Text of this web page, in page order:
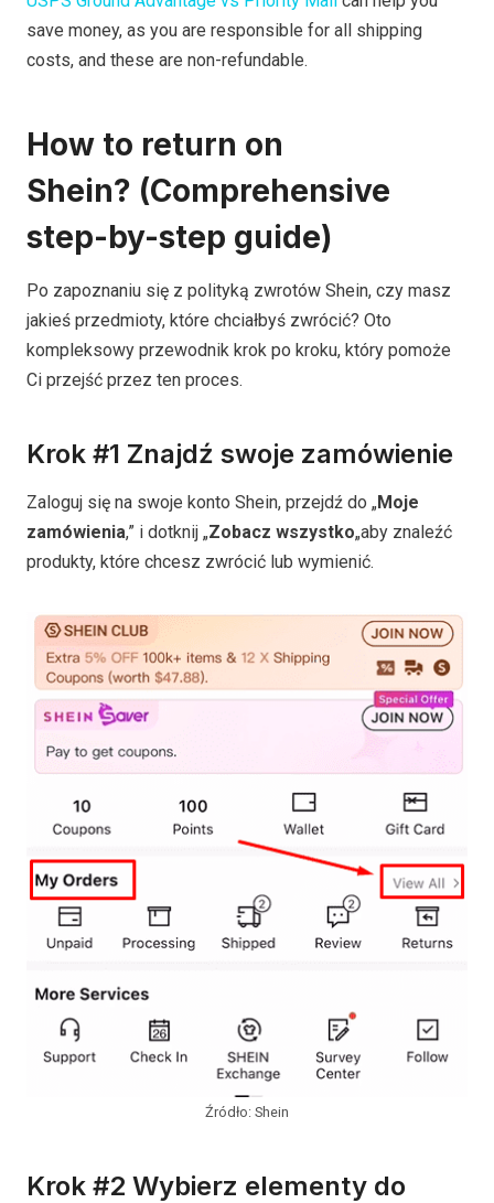
save money, as you are responsible for all shipping
costs, and these are non-refundable.
How to return on
Shein? (Comprehensive
step-by-step guide)
Po zapoznaniu się z polityką zwrotów Shein, czy masz
jakieś przedmioty, które chciałbyś zwrócić? Oto
kompleksowy przewodnik krok po kroku, który pomoże
Ci przejść przez ten proces.
Krok #1 Znajdź swoje zamówienie
Zaloguj się na swoje konto Shein, przejdź do „Moje
zamówienia,” i dotknij „Zobacz wszystko„aby znaleźć
produkty, które chcesz zwrócić lub wymienić.
Źródło: Shein
Krok #2 Wybierz elementy do